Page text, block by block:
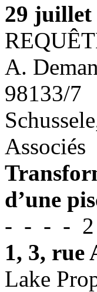
29 juillet
A.
98133/7
Associés
d’une
- - - - 2
1, 3, rue
Lake